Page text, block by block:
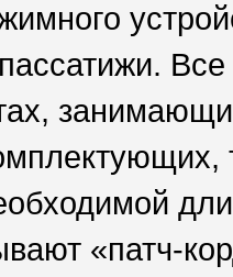
«патч-